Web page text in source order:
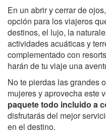
En un abrir y cerrar de
opción para los viajeros
destinos, el lujo, la
actividades acuáticas y
complementado con
harán de tu viaje una
No te pierdas las grandes
mujeres y aprovecha este
paquete todo incluido a
disfrutarás del mejor
en el destino.